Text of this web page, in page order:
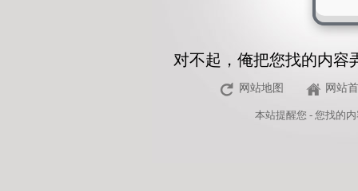
对不起，俺把您找的内容
网站地图 网站
本站提醒您 - 您找的